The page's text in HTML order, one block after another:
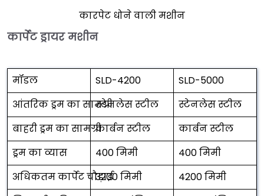
कारपेट धोने वाली मशीन
कार्पेट ड्रायर मशीन
मॉडल SLD-4200
SLD-5000
आंतरिक ड्रम का सामग्रीस्टेनलेस स्टील
स्टेनलेस स्टील
बाहरी ड्रम का सामग्रीकार्बन स्टील
कार्बन स्टील
ड्रम का व्यास
400 मिमी
400 मिमी
अधिकतम कार्पेट चौड़ाई3200 मिमी
4200 मिमी